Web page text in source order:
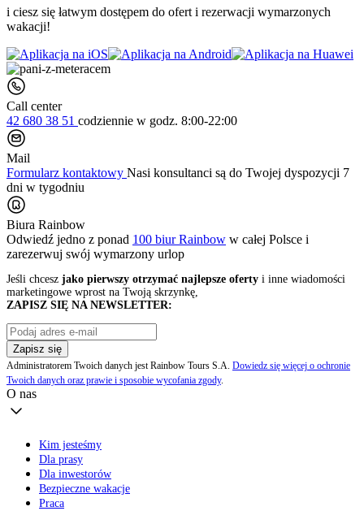
i ciesz się łatwym dostępem do ofert i rezerwacji wymarzonych
wakacji!
Call center
42 680 38 51 codziennie w godz. 8:00-22:00
Mail
Formularz kontaktowy Nasi konsultanci są do Twojej dyspozycji 7
dni w tygodniu
Biura Rainbow
Odwiedź jedno z ponad 100 biur Rainbow w całej Polsce i
zarezerwuj swój wymarzony urlop
Jeśli chcesz jako pierwszy otrzymać najlepsze oferty i inne wiadomości
marketingowe wprost na Twoją skrzynkę,
ZAPISZ SIĘ NA NEWSLETTER:
Zapisz się
Administratorem Twoich danych jest Rainbow Tours S.A. Dowiedz się więcej o ochronie
Twoich danych oraz prawie i sposobie wycofania zgody.
O nas
Kim jesteśmy
Dla prasy
Dla inwestorów
Bezpieczne wakacje
Praca